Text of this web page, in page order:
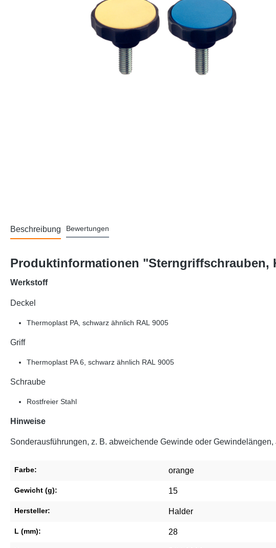
Beschreibung Bewertungen
Produktinformationen "Sterngriffschrauben,
Werkstoff
Deckel
Thermoplast PA, schwarz ähnlich RAL 9005
Griff
Thermoplast PA 6, schwarz ähnlich RAL 9005
Schraube
Rostfreier Stahl
Hinweise
Sonderausführungen, z. B. abweichende Gewinde oder Gewindelängen,
Farbe: orange
Gewicht (g): 15
Hersteller: Halder
L (mm): 28